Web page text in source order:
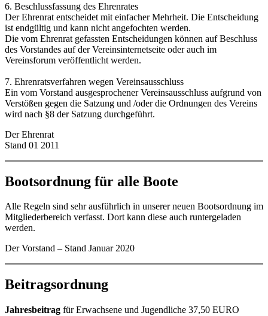
6. Beschlussfassung des Ehrenrates
Der Ehrenrat entscheidet mit einfacher Mehrheit. Die Entscheidung
ist endgültig und kann nicht angefochten werden.
Die vom Ehrenrat gefassten Entscheidungen können auf Beschluss
des Vorstandes auf der Vereinsinternetseite oder auch im
Vereinsforum veröffentlicht werden.
7. Ehrenratsverfahren wegen Vereinsausschluss
Ein vom Vorstand ausgesprochener Vereinsausschluss aufgrund von
Verstößen gegen die Satzung und /oder die Ordnungen des Vereins
wird nach §8 der Satzung durchgeführt.
Der Ehrenrat
Stand 01 2011
Bootsordnung für alle Boote
Alle Regeln sind sehr ausführlich in unserer neuen Bootsordnung im
Mitgliederbereich verfasst. Dort kann diese auch runtergeladen
werden.
Der Vorstand – Stand Januar 2020
Beitragsordnung
Jahresbeitrag für Erwachsene und Jugendliche 37,50 EURO